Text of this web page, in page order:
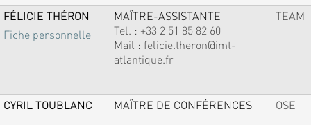
FÉLICIE THÉRON
Fiche personnelle
MAÎTRE-ASSISTANTE
Tel. : +33 2 51 85 82 60
Mail : felicie.theron@imt-
atlantique.fr
TEAM
CYRIL TOUBLANC MAÎTRE DE CONFÉRENCES OSE